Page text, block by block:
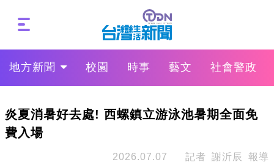
地方新聞 校園 時事 藝文 社會警政
炎夏消暑好去處! 西螺鎮立游泳池暑期全面免
費入場
2026.07.07 記者 謝沂辰 報導